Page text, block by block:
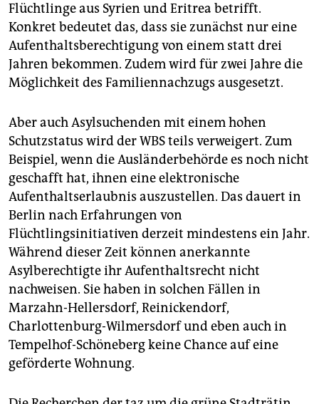
Flüchtlinge aus Syrien und Eritrea betrifft.
Konkret bedeutet das, dass sie zunächst nur eine
Aufenthaltsberechtigung von einem statt drei
Jahren bekommen. Zudem wird für zwei Jahre die
Möglichkeit des Familiennachzugs ausgesetzt.
Aber auch Asylsuchenden mit einem hohen
Schutzstatus wird der WBS teils verweigert. Zum
Beispiel, wenn die Ausländerbehörde es noch nicht
geschafft hat, ihnen eine elektronische
Aufenthaltserlaubnis auszustellen. Das dauert in
Berlin nach Erfahrungen von
Flüchtlingsinitiativen derzeit mindestens ein Jahr.
Während dieser Zeit können anerkannte
Asylberechtigte ihr Aufenthaltsrecht nicht
nachweisen. Sie haben in solchen Fällen in
Marzahn-Hellersdorf, Reinickendorf,
Charlottenburg-Wilmersdorf und eben auch in
Tempelhof-Schöneberg keine Chance auf eine
geförderte Wohnung.